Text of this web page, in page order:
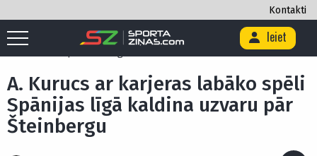
Kontakti
Ieiet
Sākums Basketbols / A. Kurucs ar karjeras labāko spēli Spānijas līgā
A. Kurucs ar karjeras labāko spēli
Spānijas līgā kaldina uzvaru pār
Šteinbergu